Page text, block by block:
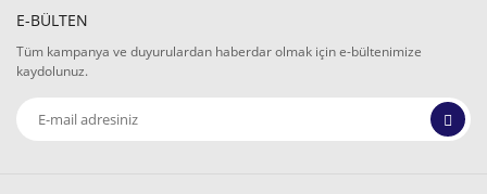
E-BÜLTEN
Tüm kampanya ve duyurulardan haberdar olmak için e-bültenimize
kaydolunuz.